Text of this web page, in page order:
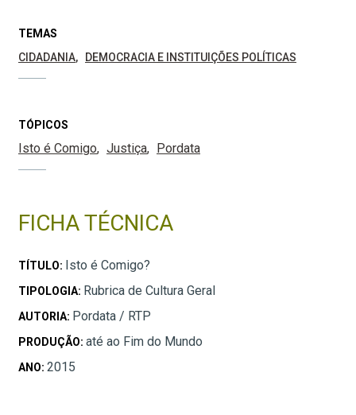
TEMAS
CIDADANIA
DEMOCRACIA E INSTITUIÇÕES POLÍTICAS
TÓPICOS
Isto é Comigo Justiça Pordata
FICHA TÉCNICA
TÍTULO: Isto é Comigo?
TIPOLOGIA: Rubrica de Cultura Geral
AUTORIA: Pordata / RTP
PRODUÇÃO: até ao Fim do Mundo
ANO: 2015